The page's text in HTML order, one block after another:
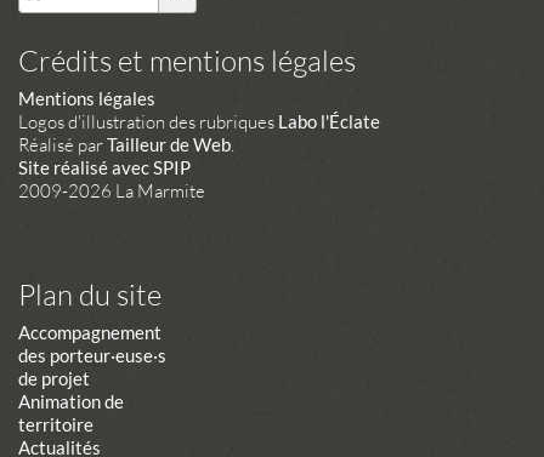
Crédits et mentions légales
Mentions légales
Logos d'illustration des rubriques Labo l'Éclate
Réalisé parTailleur de Web
Site réalisé avec SPIP
2009-2026 La Marmite
Plan du site
Accompagnement
des porteur·euse·s
de projet
Animation de
territoire
Actualités